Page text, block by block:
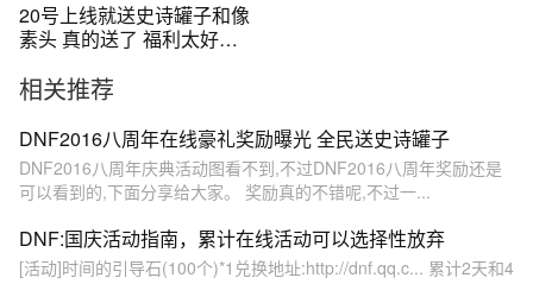
20号上线就送史诗罐子和像
素头 真的送了 福利太好
相关推荐
DNF2016八周年在线豪礼奖励曝光 全民送史诗罐子
DNF2016八周年庆典活动图看不到,不过DNF2016八周年奖励还是
可以看到的,下面分享给大家。 奖励真的不错呢,不过一...
DNF:国庆活动指南，累计在线活动可以选择性放弃
[活动]时间的引导石(100个)*1兑换地址:http://dnf.qq.c... 累计2天和4